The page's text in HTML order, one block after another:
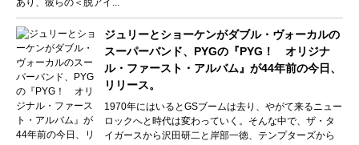
あり、彼らの＜脱アイ...
ジュリーとショーケンがダブル・ヴォーカルの
スーパーバンド、PYGの『PYG！ オリジナ
ル・ファースト・アルバム』が44年前の今日、
リリース。
1970年にはいるとGSブームは去り、やがて来るニュー
ロックへと時代は変わっていく。そんな中で、ザ・タ
イガースから沢田研二と岸部一徳、テンプターズから